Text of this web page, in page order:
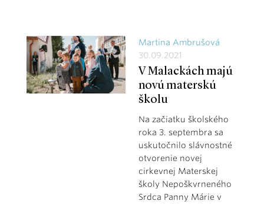
Martina Ambrušová
30.09.2021
V Malackách majú
novú materskú
školu
Na začiatku školského
roka 3. septembra sa
uskutočnilo slávnostné
otvorenie novej
cirkevnej Materskej
školy Nepoškvrneného
Srdca Panny Márie v